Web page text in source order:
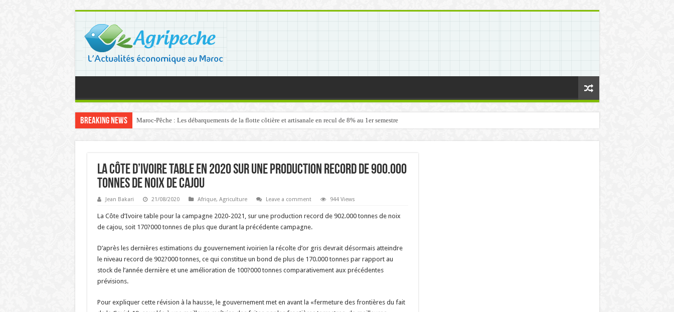
Breaking News Maroc-Pêche : Les débarquements de la flotte côtière et artisanale en recul de 8% au 1er semestre
La Côte d’Ivoire table en 2020 sur une production record de 900.000
tonnes de noix de cajou
Jean Bakari 21/08/2020 Afrique, Agriculture Leave a comment 944 Views
La Côte d’Ivoire table pour la campagne 2020-2021, sur une production record de 902.000 tonnes de noix
de cajou, soit 170?000 tonnes de plus que durant la précédente campagne.
D’après les dernières estimations du gouvernement ivoirien la récolte d’or gris devrait désormais atteindre
le niveau record de 902?000 tonnes, ce qui constitue un bond de plus de 170.000 tonnes par rapport au
stock de l’année dernière et une amélioration de 100?000 tonnes comparativement aux précédentes
prévisions.
Pour expliquer cette révision à la hausse, le gouvernement met en avant la «fermeture des frontières du fait